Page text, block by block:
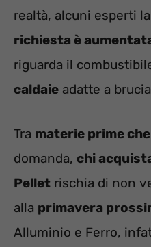
realtà, alcuni esperti
richiesta è
riguarda il
caldaie adatte a
Tra materie prime
domanda, chi
Pellet rischia di non
alla primavera
Alluminio e Ferro,